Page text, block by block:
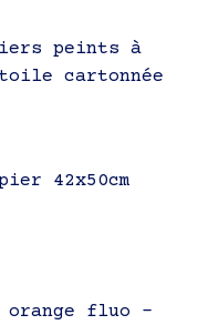
peints à
cartonnée
42x50cm
orange fluo –